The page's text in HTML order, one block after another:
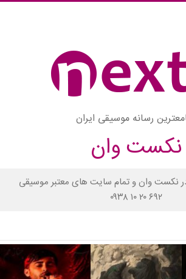
رسانه موسیقی ایران
نکست وان
وان و تمام سایت های معتبر موسیقی
۰۹۳۸ ۱۰ ۲۰ ۶۹۲